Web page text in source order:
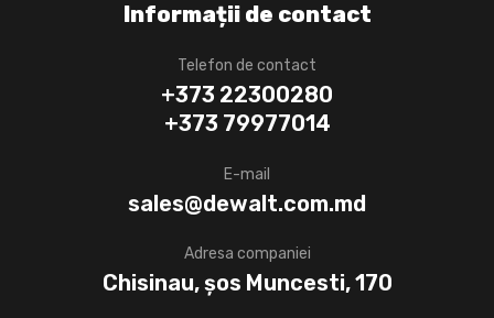
Informații de contact
Telefon de contact
+373 22300280
+373 79977014
E-mail
sales@dewalt.com.md
Adresa companiei
Chisinau, șos Muncesti, 170